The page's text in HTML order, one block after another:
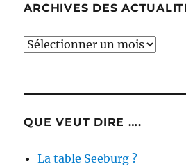
ARCHIVES DES
Archives
QUE VEUT DIRE ….
La table Seeburg ?